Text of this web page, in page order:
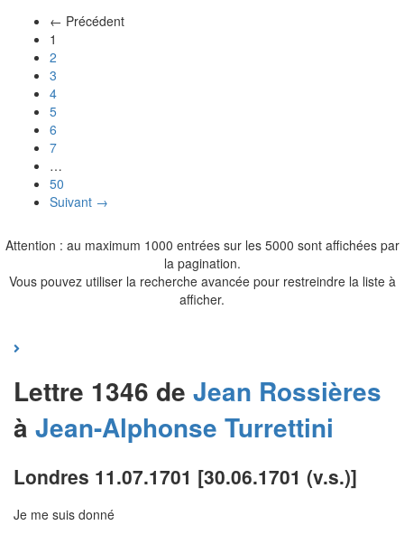
← Précédent
1
2
3
4
5
6
7
…
50
Suivant →
Attention : au maximum 1000 entrées sur les 5000 sont affichées par
la pagination.
Vous pouvez utiliser la recherche avancée pour restreindre la liste à
afficher.
Lettre 1346 de Jean Rossières
à Jean-Alphonse Turrettini
Londres 11.07.1701 [30.06.1701 (v.s.)]
Je me suis donné